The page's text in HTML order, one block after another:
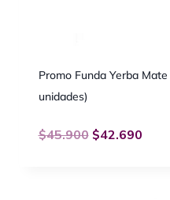
Promo Funda Yerba
unidades)
$45.900 $42.690